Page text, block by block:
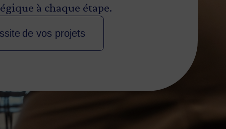
à chaque étape.
de vos projets